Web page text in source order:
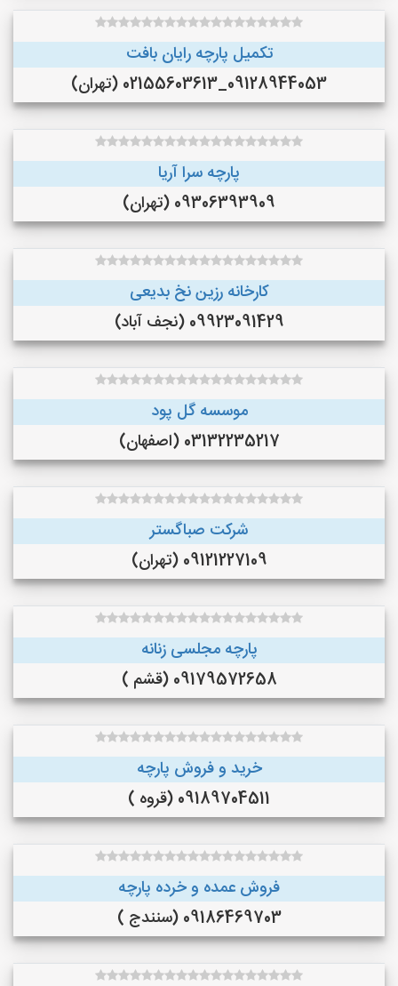
تکمیل پارچه رایان بافت
09128944053_02155603613 (تهران)
پارچه سرا آریا
09306393909 (تهران)
کارخانه رزین نخ بدیعی
09923091429 (نجف‌ آباد)
موسسه گل پود
03132235217 (اصفهان)
شرکت صباگستر
09121227109 (تهران)
پارچه مجلسی زنانه
09179572658 (قشم )
خرید و فروش پارچه
09189704511 (قروه )
فروش عمده و خرده پارچه
09186469703 (سنندج )